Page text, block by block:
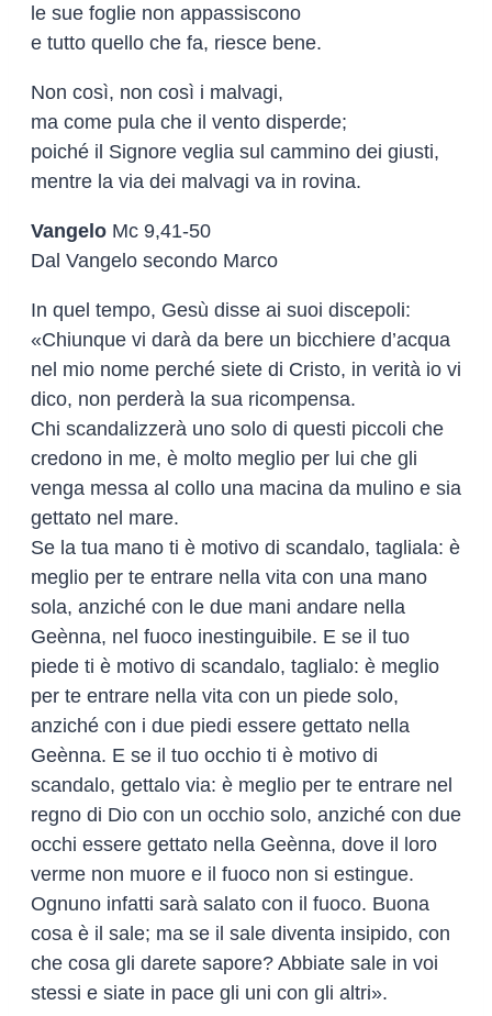
le sue foglie non appassiscono
e tutto quello che fa, riesce bene.
Non così, non così i malvagi,
ma come pula che il vento disperde;
poiché il Signore veglia sul cammino dei giusti,
mentre la via dei malvagi va in rovina.
Vangelo Mc 9,41-50
Dal Vangelo secondo Marco
In quel tempo, Gesù disse ai suoi discepoli:
«Chiunque vi darà da bere un bicchiere d’acqua
nel mio nome perché siete di Cristo, in verità io vi
dico, non perderà la sua ricompensa.
Chi scandalizzerà uno solo di questi piccoli che
credono in me, è molto meglio per lui che gli
venga messa al collo una macina da mulino e sia
gettato nel mare.
Se la tua mano ti è motivo di scandalo, tagliala: è
meglio per te entrare nella vita con una mano
sola, anziché con le due mani andare nella
Geènna, nel fuoco inestinguibile. E se il tuo
piede ti è motivo di scandalo, taglialo: è meglio
per te entrare nella vita con un piede solo,
anziché con i due piedi essere gettato nella
Geènna. E se il tuo occhio ti è motivo di
scandalo, gettalo via: è meglio per te entrare nel
regno di Dio con un occhio solo, anziché con due
occhi essere gettato nella Geènna, dove il loro
verme non muore e il fuoco non si estingue.
Ognuno infatti sarà salato con il fuoco. Buona
cosa è il sale; ma se il sale diventa insipido, con
che cosa gli darete sapore? Abbiate sale in voi
stessi e siate in pace gli uni con gli altri».